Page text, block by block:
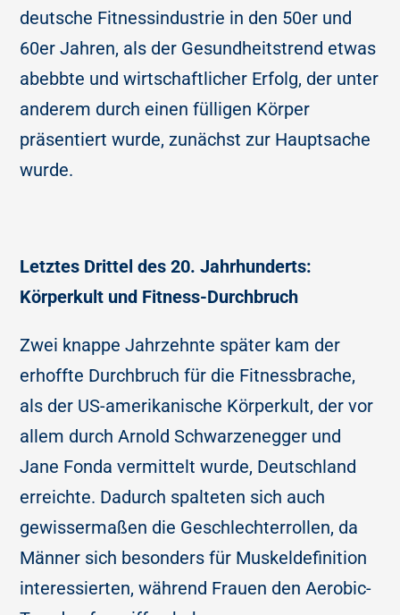
deutsche Fitnessindustrie in den 50er und
60er Jahren, als der Gesundheitstrend etwas
abebbte und wirtschaftlicher Erfolg, der unter
anderem durch einen fülligen Körper
präsentiert wurde, zunächst zur Hauptsache
wurde.
Letztes Drittel des 20. Jahrhunderts:
Körperkult und Fitness-Durchbruch
Zwei knappe Jahrzehnte später kam der
erhoffte Durchbruch für die Fitnessbrache,
als der US-amerikanische Körperkult, der vor
allem durch Arnold Schwarzenegger und
Jane Fonda vermittelt wurde, Deutschland
erreichte. Dadurch spalteten sich auch
gewissermaßen die Geschlechterrollen, da
Männer sich besonders für Muskeldefinition
interessierten, während Frauen den Aerobic-